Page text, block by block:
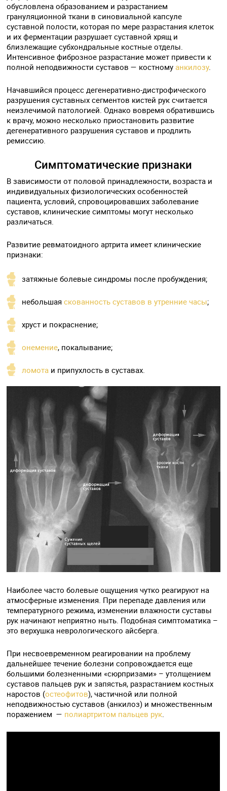
обусловлена образованием и разрастанием
грануляционной ткани в синовиальной капсуле
суставной полости, которая по мере разрастания клеток
и их ферментации разрушает суставной хрящ и
близлежащие субхондральные костные отделы.
Интенсивное фиброзное разрастание может привести к
полной неподвижности суставов — костномуанкилозу.
Начавшийся процесс дегенеративно-дистрофического
разрушения суставных сегментов кистей рук считается
неизлечимой патологией. Однако вовремя обратившись
к врачу, можно несколько приостановить развитие
дегенеративного разрушения суставов и продлить
ремиссию.
Симптоматические признаки
В зависимости от половой принадлежности, возраста и
индивидуальных физиологических особенностей
пациента, условий, спровоцировавших заболевание
суставов, клинические симптомы могут несколько
различаться.
Развитие ревматоидного артрита имеет клинические
признаки:
затяжные болевые синдромы после пробуждения;
небольшаяскованность суставов в утренние часы;
хруст и покраснение;
онемение, покалывание;
ломота и припухлость в суставах.
Наиболее часто болевые ощущения чутко реагируют на
атмосферные изменения. При перепаде давления или
температурного режима, изменении влажности суставы
рук начинают неприятно ныть. Подобная симптоматика –
это верхушка неврологического айсберга.
При несвоевременном реагировании на проблему
дальнейшее течение болезни сопровождается еще
большими болезненными «сюрпризами» – утолщением
суставов пальцев рук и запястья, разрастанием костных
наростов (остеофитов), частичной или полной
неподвижностью суставов (анкилоз) и множественным
поражением — полиартритом пальцев рук